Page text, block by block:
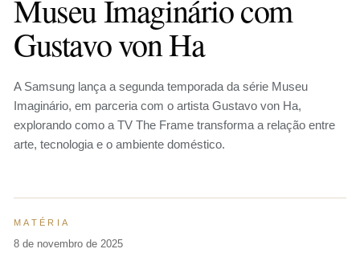
Museu Imaginário com
Gustavo von Ha
A Samsung lança a segunda temporada da série Museu
Imaginário, em parceria com o artista Gustavo von Ha,
explorando como a TV The Frame transforma a relação entre
arte, tecnologia e o ambiente doméstico.
MATÉRIA
8 de novembro de 2025